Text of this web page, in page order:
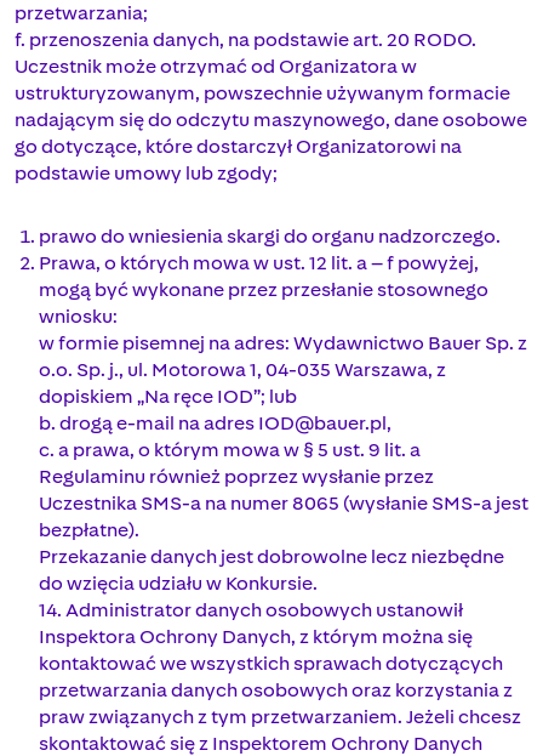
przetwarzania;
f. przenoszenia danych, na podstawie art. 20 RODO.
Uczestnik może otrzymać od Organizatora w
ustrukturyzowanym, powszechnie używanym formacie
nadającym się do odczytu maszynowego, dane osobowe
go dotyczące, które dostarczył Organizatorowi na
podstawie umowy lub zgody;
prawo do wniesienia skargi do organu nadzorczego.
Prawa, o których mowa w ust. 12 lit. a – f powyżej,
mogą być wykonane przez przesłanie stosownego
wniosku:
w formie pisemnej na adres: Wydawnictwo Bauer Sp. z
o.o. Sp. j., ul. Motorowa 1, 04-035 Warszawa, z
dopiskiem „Na ręce IOD”; lub
b. drogą e-mail na adres IOD@bauer.pl,
c. a prawa, o którym mowa w § 5 ust. 9 lit. a
Regulaminu również poprzez wysłanie przez
Uczestnika SMS-a na numer 8065 (wysłanie SMS-a jest
bezpłatne).
Przekazanie danych jest dobrowolne lecz niezbędne
do wzięcia udziału w Konkursie.
14. Administrator danych osobowych ustanowił
Inspektora Ochrony Danych, z którym można się
kontaktować we wszystkich sprawach dotyczących
przetwarzania danych osobowych oraz korzystania z
praw związanych z tym przetwarzaniem. Jeżeli chcesz
skontaktować się z Inspektorem Ochrony Danych